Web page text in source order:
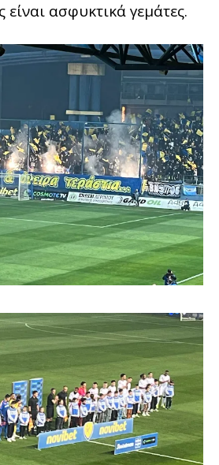
είναι ασφυκτικά γεμάτες.